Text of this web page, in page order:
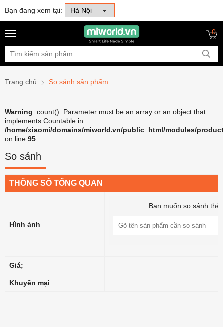
Bạn đang xem tại:
0
Trang chủ So sánh sản phẩm
Warning: count(): Parameter must be an array or an object that
implements Countable in
/home/xiaomi/domains/miworld.vn/public_html/modules/
on line 95
So sánh
THÔNG SỐ TỔNG QUAN
Hình ảnh
Bạn muốn so sánh
Giá;
Khuyến mại